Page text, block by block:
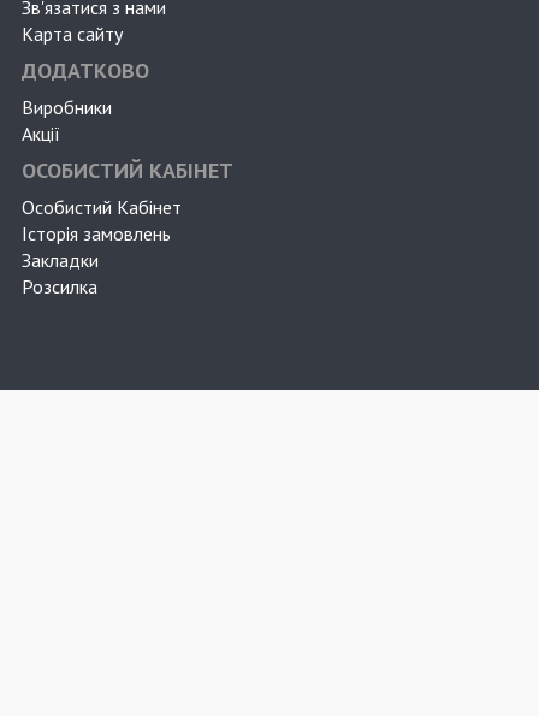
Зв'язатися з нами
Карта сайту
ДОДАТКОВО
Виробники
Акції
ОСОБИСТИЙ КАБІНЕТ
Особистий Кабінет
Історія замовлень
Закладки
Розсилка